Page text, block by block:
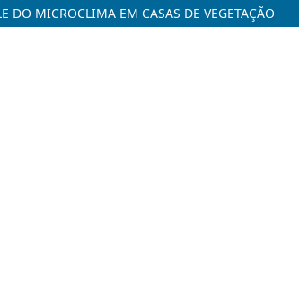
DO MICROCLIMA EM CASAS DE VEGETAÇÃO